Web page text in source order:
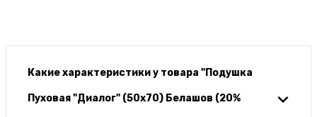
Какие характеристики у товара "Подушка
Пуховая "Диалог" (50х70) Белашов (20%